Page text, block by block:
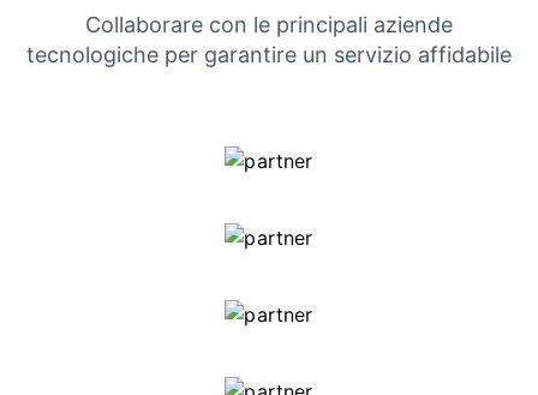
Collaborare con le principali aziende
tecnologiche per garantire un servizio affidabile